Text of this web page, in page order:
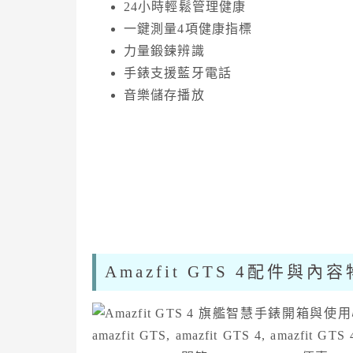
24小時輕鬆管理健康
一鍵測量4項健康指標
力量鍛鍊辨識
手錶支援藍牙電話
音樂儲存播放
Amazfit GTS 4配件與內容